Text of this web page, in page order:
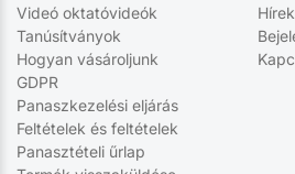
Videó oktatóvideók
Tanúsítványok
Hogyan vásároljunk
GDPR
Panaszkezelési eljárás
Feltételek és feltételek
Panasztételi űrlap
Hírek